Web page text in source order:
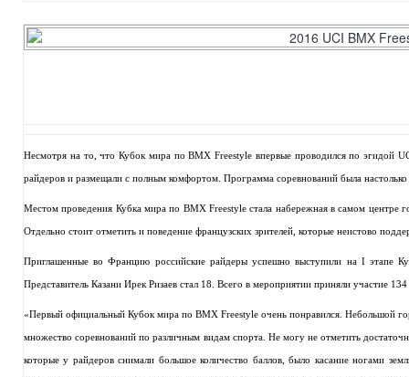
Несмотря на то, что Кубок мира по BMX Freestyle впервые проводился по эгидой
райдеров и размещали с полным комфортом. Программа соревнований была
Местом проведения Кубка мира по BMX Freestyle стала набережная в самом центре
Отдельно стоит отметить и поведение французских зрителей, которые неистово
Приглашенные во Францию российские райдеры успешно выступили на I этапе
Представитель Казани Ирек Ризаев стал 18. Всего в мероприятии приняли участие
«Первый официальный Кубок мира по BMX Freestyle очень понравился. Небольшой
множество соревнований по различным видам спорта. Не могу не отметить
которые у райдеров снимали большое количество баллов, было касание ногами